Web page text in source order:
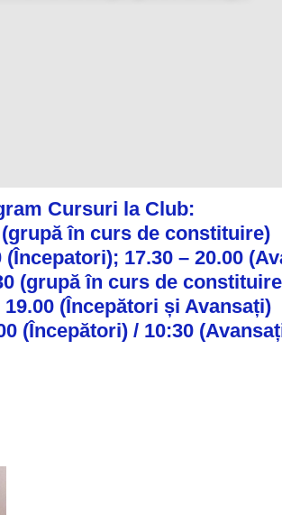
Cursuri la Club:
(grupă în curs de constituire)
(Începatori); 17.30 – 20.00
(grupă în curs de
19.00 (Începători și Avansați)
(Începători) / 10:30